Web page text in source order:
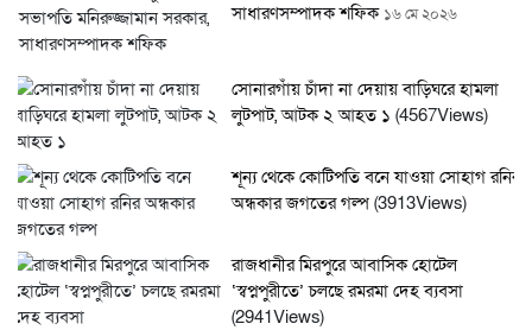
সাধারণসম্পাদক শফিক ১৬ মে ২০২৬
সোনারগাঁয় চাঁদা না দেয়ায় বাড়িঘরে হামলা
লুটপাট, আটক ২ আহত ১(4567Views)
শূন্য থেকে কোটিপতি বনে যাওয়া সোহাগ রনির
অন্ধকার জগতের গল্প(3913Views)
রাজধানীর মিরপুরে আবাসিক হোটেল
‘স্বপ্নপুরীতে’ চলছে রমরমা দেহ ব্যবসা
(2941Views)